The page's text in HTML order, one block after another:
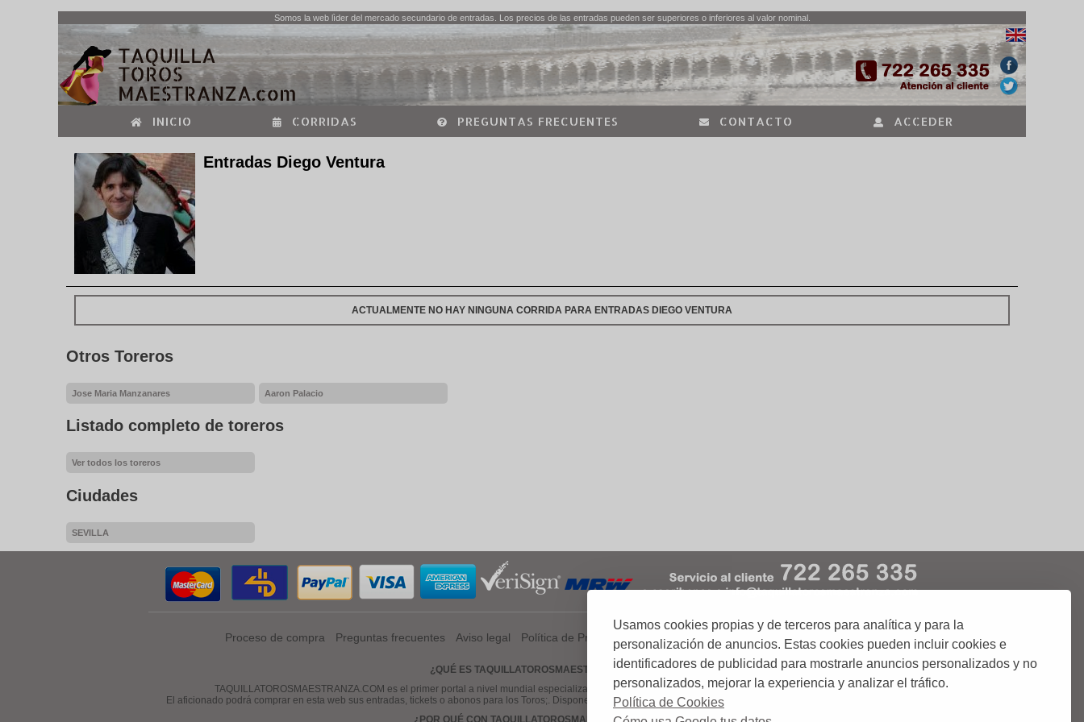
Usamos cookies propias y de terceros para analítica y para la
personalización de anuncios. Estas cookies pueden incluir cookies e
identificadores de publicidad para mostrarle anuncios personalizados y no
personalizados, mejorar la experiencia y analizar el tráfico.
Política de Cookies
Somos la web lìder del mercado secundario de entradas. Los precios de las entradas pueden ser superiores o inferiores al valor nominal.
INICIO CORRIDAS PREGUNTAS FRECUENTES CONTACTO ACCEDER
Entradas Diego Ventura
ACTUALMENTE NO HAY NINGUNA CORRIDA PARA ENTRADAS DIEGO VENTURA
Otros Toreros
Jose Maria Manzanares Aaron Palacio
Listado completo de toreros
Ver todos los toreros
Ciudades
SEVILLA
Proceso de compra Preguntas frecuentes Aviso legal Política de Privacidad Política de Cookies Condiciones de Uso
¿QUÉ ES TAQUILLATOROSMAESTRANZA.COM?
TAQUILLATOROSMAESTRANZA.COM es el primer portal a nivel mundial especializado en venta de entradas, tickets o abonos de Corridas de Toros;.
El aficionado podrá comprar en esta web sus entradas, tickets o abonos para los Toros;. Disponemos de una gama amplia de ciudades donde podrás comprar tus entradas.
¿POR QUÉ CON TAQUILLATOROSMAESTRANZA.COM?